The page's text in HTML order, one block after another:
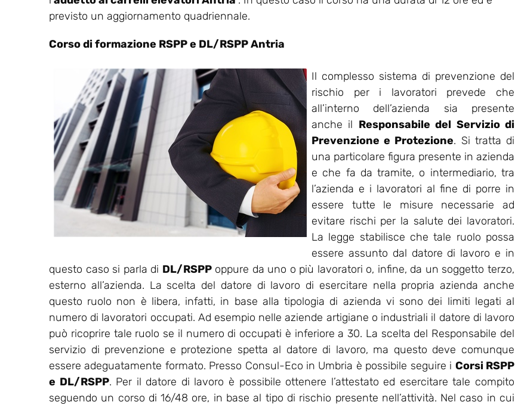
previsto un aggiornamento quadriennale.
Corso di formazione RSPP e DL/RSPP Antria
Il complesso sistema di prevenzione del
rischio per i lavoratori prevede che
all’interno dell’azienda sia presente
anche il Responsabile del Servizio di
Prevenzione e Protezione. Si tratta di
una particolare figura presente in azienda
e che fa da tramite, o intermediario, tra
l’azienda e i lavoratori al fine di porre in
essere tutte le misure necessarie ad
evitare rischi per la salute dei lavoratori.
La legge stabilisce che tale ruolo possa
essere assunto dal datore di lavoro e in
questo caso si parla di DL/RSPPoppure da uno o più lavoratori o, infine, da un soggetto terzo,
esterno all’azienda. La scelta del datore di lavoro di esercitare nella propria azienda anche
questo ruolo non è libera, infatti, in base alla tipologia di azienda vi sono dei limiti legati al
numero di lavoratori occupati. Ad esempio nelle aziende artigiane o industriali il datore di lavoro
può ricoprire tale ruolo se il numero di occupati è inferiore a 30. La scelta del Responsabile del
servizio di prevenzione e protezione spetta al datore di lavoro, ma questo deve comunque
essere adeguatamente formato. Presso Consul-Eco in Umbria è possibile seguire i Corsi RSPP
e DL/RSPP. Per il datore di lavoro è possibile ottenere l’attestato ed esercitare tale compito
seguendo un corso di 16/48 ore, in base al tipo di rischio presente nell’attività. Nel caso in cui